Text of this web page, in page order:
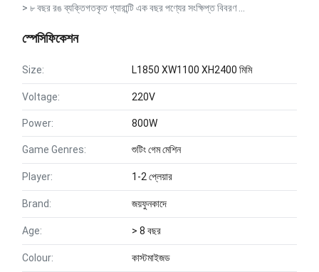
> ৮ বছর রঙ ব্যক্তিগতকৃত গ্যারান্টি এক বছর পণ্যের সংক্ষিপ্ত বিবরণ ...
স্পেসিফিকেশন
Size: L1850 XW1100 XH2400 মিমি
Voltage: 220V
Power: 800W
Game Genres: শুটিং গেম মেশিন
Player: 1-2 প্লেয়ার
Brand: জয়ফুনকাদে
Age: > 8 বছর
Colour: কাস্টমাইজড